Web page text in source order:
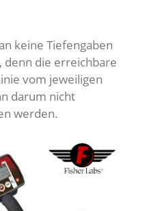
keine Tiefengaben
die erreichbare
vom jeweiligen
darum nicht
werden.